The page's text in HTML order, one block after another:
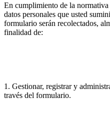
En cumplimiento de la
datos personales que usted
formulario serán recolectados,
finalidad de:
1. Gestionar, registrar y
través del formulario.